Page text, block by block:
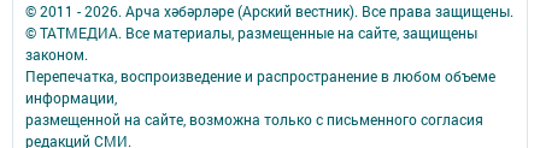
© 2011 - 2026. Арча хәбәрләре (Арский вестник). Все права защищены.
© ТАТМЕДИА. Все материалы, размещенные на сайте, защищены
законом.
Перепечатка, воспроизведение и распространение в любом объеме
информации,
размещенной на сайте, возможна только с письменного согласия
редакций СМИ.